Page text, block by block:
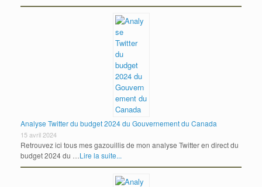
Analyse Twitter du budget 2024 du Gouvernement du Canada
15 avril 2024
Retrouvez ici tous mes gazouillis de mon analyse Twitter en direct du
budget 2024 du …Lire la suite...